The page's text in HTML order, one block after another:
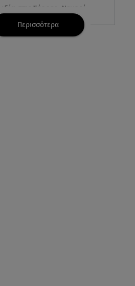
στις Σέρρες: Νεκροί
και γιος σε τροχαίο
Περισσότερα